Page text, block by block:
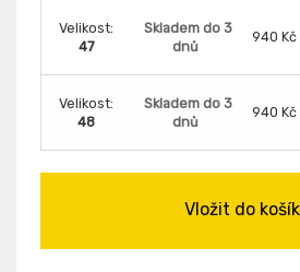
Velikost:
47
Skladem do 3
dnů
940 Kč
Velikost:
48
Skladem do 3
dnů
940 Kč
Vložit do